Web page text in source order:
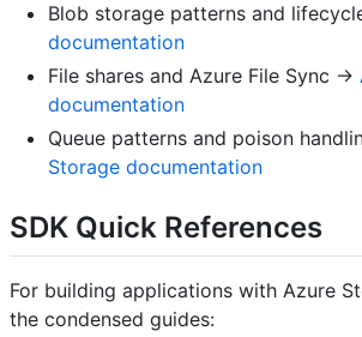
Blob storage patterns and
documentation
File shares and Azure File Sync ->
documentation
Queue patterns and poison
Storage documentation
SDK Quick References
For building applications with Azure
the condensed guides: